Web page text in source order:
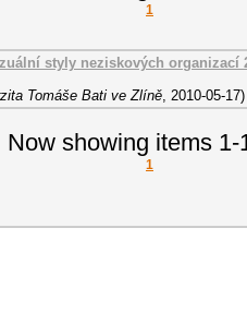
1
styly neziskových
Tomáše Bati ve Zlíně, 2010-05-17)
Now showing items 1-
1